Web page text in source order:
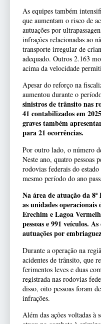
As equipes também
que aumentam o risco de
autuações por
infrações relacionadas ao
transporte irregular de
adequado. Outros 2.163
acima da velocidade
Apesar do reforço na
aumentou durante o
sinistros de trânsito nas
41 contabilizados em
graves também
para 21 ocorrências.
Por outro lado, o número
Neste ano, quatro pessoas
rodovias federais do
mesmo período do ano
Na área de atuação da
as unidades
Erechim e Lagoa
pessoas e 991 veículos.
autuações por
Durante a operação na
acidentes de trânsito, que
ferimentos leves e duas
registrada nas rodovias
disso, oito pessoas foram
infrações.
Além das ações voltadas à